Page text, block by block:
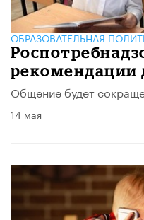
ОБРАЗОВАТЕЛЬНАЯ
рекомендации
Общение будет
14 мая